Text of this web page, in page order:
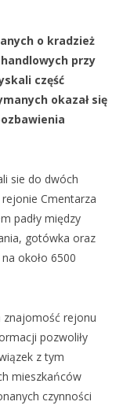
o kradzież
przy
część
okazał się
sie do dwóch
Cmentarza
padły między
gotówka oraz
około 6500
znajomość rejonu
pozwoliły
z tym
mieszkańców
czynności